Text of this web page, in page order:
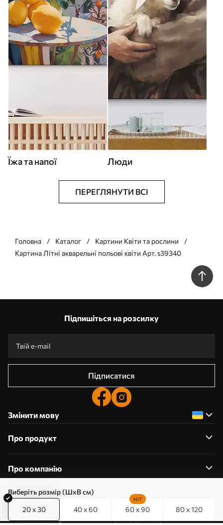
Виберіть розмір (ШхВ см)
20 x 30 40 x 60 60 x 90
HIT
80 x 120
Їжа та напої Люди
ПЕРЕГЛЯНУТИ ВСІ
Головна Каталог
Картини Квіти та рослини
Картина Літні акварельні польові квіти Арт. s39340
Підпишіться на розсилку
Підписатися
Змінити мову
Про продукт
Про компанію
0800357223